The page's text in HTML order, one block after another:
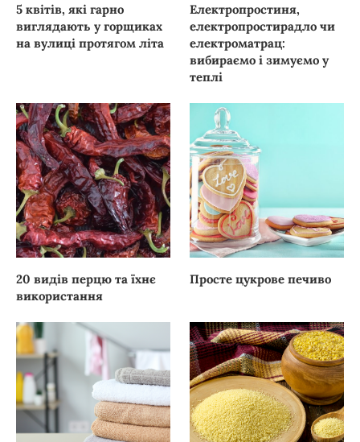
5 квітів, які гарно
виглядають у горщиках
на вулиці протягом літа
Електропростиня,
електропростирадло чи
електроматрац:
вибираємо і зимуємо у
теплі
20 видів перцю та їхнє
використання
Просте цукрове печиво